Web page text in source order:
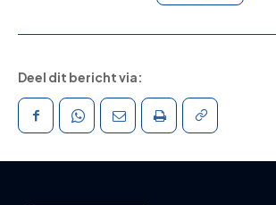
Deel dit bericht via: